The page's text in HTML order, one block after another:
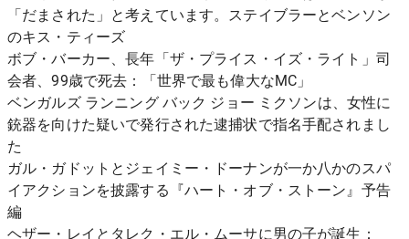
「だまされた」と考えています。ステイブラーとベンソン
のキス・ティーズ
ボブ・バーカー、長年「ザ・プライス・イズ・ライト」司
会者、99歳で死去：「世界で最も偉大なMC」
ベンガルズ ランニング バック ジョー ミクソンは、女性に
銃器を向けた疑いで発行された逮捕状で指名手配されまし
た
ガル・ガドットとジェイミー・ドーナンが一か八かのスパ
イアクションを披露する『ハート・オブ・ストーン』予告
編
ヘザー・レイとタレク・エル・ムーサに男の子が誕生：